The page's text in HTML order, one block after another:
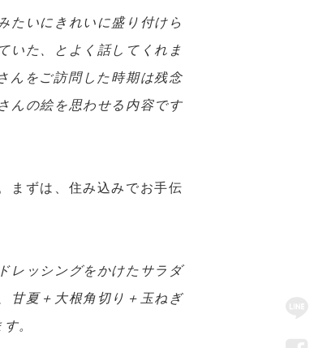
たいにきれいに盛り付けら
いた、とよく話してくれま
んをご訪問した時期は残念
んの絵を思わせる内容です
まずは、住み込みでお手伝
レッシングをかけたサラダ
甘夏＋大根角切り＋玉ねぎ
。